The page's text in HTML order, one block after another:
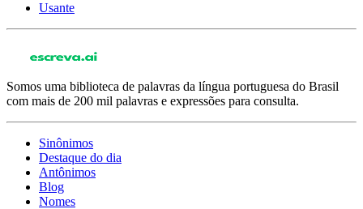
Usante
Somos uma biblioteca de palavras da língua portuguesa do Brasil
com mais de 200 mil palavras e expressões para consulta.
Sinônimos
Destaque do dia
Antônimos
Blog
Nomes